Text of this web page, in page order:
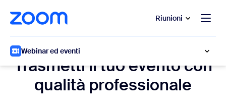
principale
di assistenza Riunioni
Webinar ed eventi
Produzione di eventi
Trasmetti il tuo evento con
qualità professionale